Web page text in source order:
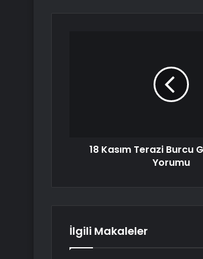
18 Kasım Terazi Burcu
Yorumu
İlgili Makaleler